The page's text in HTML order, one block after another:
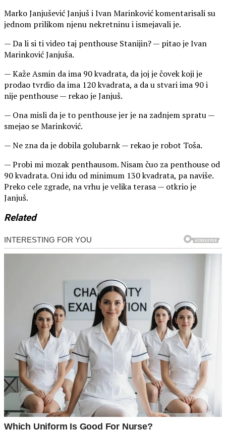
Marko Janjušević Janjuš i Ivan Marinković komentarisali su
jednom prilikom njenu nekretninu i ismejavali je.
— Da li si ti video taj penthouse Stanijin? — pitao je Ivan
Marinković Janjuša.
— Kaže Asmin da ima 90 kvadrata, da joj je čovek koji je
prodao tvrdio da ima 120 kvadrata, a da u stvari ima 90 i
nije penthouse — rekao je Janjuš.
— Ona misli da je to penthouse jer je na zadnjem spratu —
smejao se Marinković.
— Ne zna da je dobila golubarnk — rekao je robot Toša.
— Probi mi mozak penthausom. Nisam čuo za penthouse od
90 kvadrata. Oni idu od minimum 130 kvadrata, pa naviše.
Preko cele zgrade, na vrhu je velika terasa — otkrio je
Janjuš.
Related